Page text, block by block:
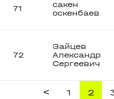
71
сакен
оскенбаев
72
Зайцев
Александр
Сергеевич
< 1 2